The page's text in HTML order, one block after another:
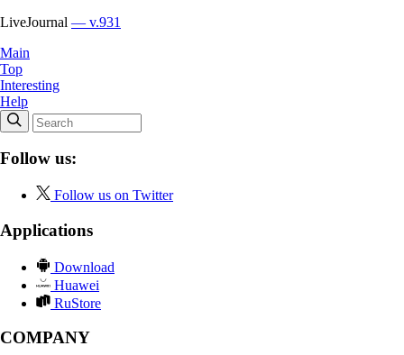
LiveJournal — v.931
Main
Top
Interesting
Help
Follow us:
Follow us on Twitter
Applications
Download
Huawei
RuStore
COMPANY